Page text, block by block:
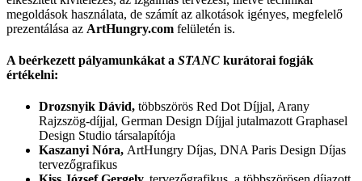
megoldások használata, de számít az alkotások igényes, megfelelő
prezentálása az ArtHungry.com felületén is.
A beérkezett pályamunkákat a STANC kurátorai fogják
értékelni:
Drozsnyik Dávid, többszörös Red Dot Díjjal, Arany
Rajzszög-díjjal, German Design Díjjal jutalmazott Graphasel
Design Studio társalapítója
Kaszanyi Nóra, ArtHungry Díjas, DNA Paris Design Díjas
tervezőgrafikus